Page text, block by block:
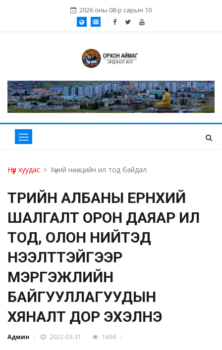
2026 оны 08-р сарын 10
Нүүр хуудас Хүний нөөцийн ил тод байдал
ТӨРИЙН АЛБАНЫ ЕРӨНХИЙ
ШАЛГАЛТ ОРОН ДАЯАР ИЛ
ТОД, ОЛОН НИЙТЭД
НЭЭЛТТЭЙГЭЭР
МЭРГЭЖЛИЙН
БАЙГУУЛЛАГУУДЫН
ХЯНАЛТ ДОР ЭХЭЛНЭ
Админ 2022-03-31 1694